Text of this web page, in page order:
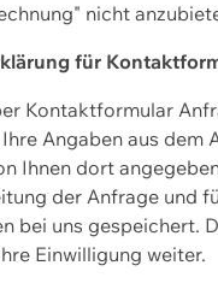
nicht
für
Kontaktformular
Angaben aus dem
Ihnen dort
der Anfrage und
bei uns gespeichert.
Einwilligung weiter.